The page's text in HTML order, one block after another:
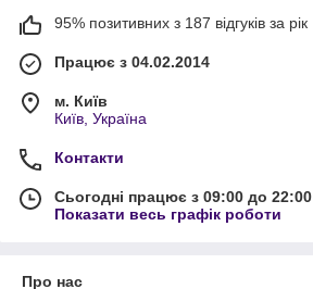
95% позитивних з 187 відгуків за рік
Працює з 04.02.2014
м. Київ
Київ, Україна
Контакти
Сьогодні працює з 09:00 до 22:00
Показати весь графік роботи
Про нас